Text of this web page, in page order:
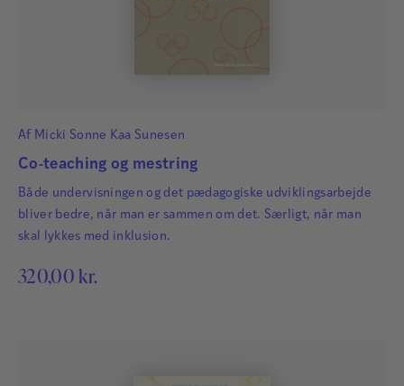
Af Micki Sonne Kaa Sunesen
Co-teaching og mestring
Både undervisningen og det pædagogiske udviklingsarbejde
bliver bedre, når man er sammen om det. Særligt, når man
skal lykkes med inklusion.
320,00 kr.